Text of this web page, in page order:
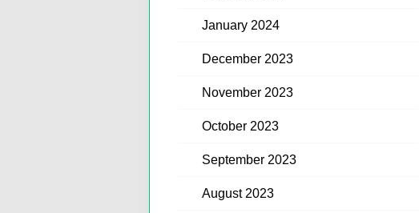
January 2024
December 2023
November 2023
October 2023
September 2023
August 2023